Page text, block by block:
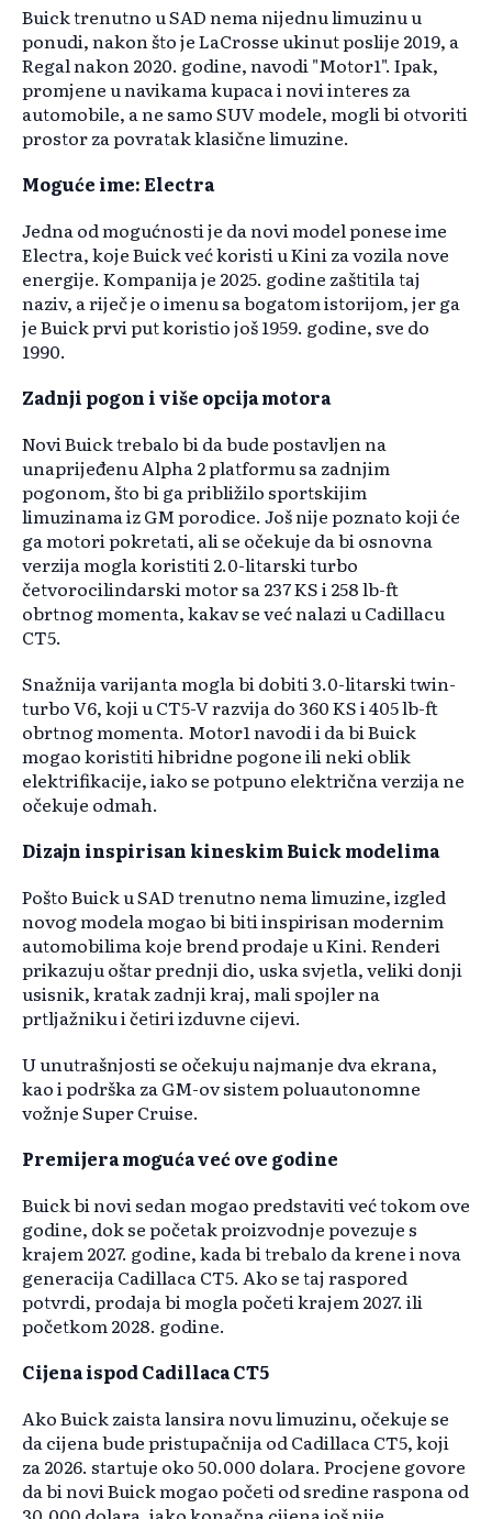
Buick trenutno u SAD nema nijednu limuzinu u
ponudi, nakon što je LaCrosse ukinut poslije 2019, a
Regal nakon 2020. godine, navodi "Motor1". Ipak,
promjene u navikama kupaca i novi interes za
automobile, a ne samo SUV modele, mogli bi otvoriti
prostor za povratak klasične limuzine.
Moguće ime: Electra
Jedna od mogućnosti je da novi model ponese ime
Electra, koje Buick već koristi u Kini za vozila nove
energije. Kompanija je 2025. godine zaštitila taj
naziv, a riječ je o imenu sa bogatom istorijom, jer ga
je Buick prvi put koristio još 1959. godine, sve do
1990.
Zadnji pogon i više opcija motora
Novi Buick trebalo bi da bude postavljen na
unaprijeđenu Alpha 2 platformu sa zadnjim
pogonom, što bi ga približilo sportskijim
limuzinama iz GM porodice. Još nije poznato koji će
ga motori pokretati, ali se očekuje da bi osnovna
verzija mogla koristiti 2.0-litarski turbo
četvorocilindarski motor sa 237 KS i 258 lb-ft
obrtnog momenta, kakav se već nalazi u Cadillacu
CT5.
Snažnija varijanta mogla bi dobiti 3.0-litarski twin-
turbo V6, koji u CT5-V razvija do 360 KS i 405 lb-ft
obrtnog momenta. Motor1 navodi i da bi Buick
mogao koristiti hibridne pogone ili neki oblik
elektrifikacije, iako se potpuno električna verzija ne
očekuje odmah.
Dizajn inspirisan kineskim Buick modelima
Pošto Buick u SAD trenutno nema limuzine, izgled
novog modela mogao bi biti inspirisan modernim
automobilima koje brend prodaje u Kini. Renderi
prikazuju oštar prednji dio, uska svjetla, veliki donji
usisnik, kratak zadnji kraj, mali spojler na
prtljažniku i četiri izduvne cijevi.
U unutrašnjosti se očekuju najmanje dva ekrana,
kao i podrška za GM-ov sistem poluautonomne
vožnje Super Cruise.
Premijera moguća već ove godine
Buick bi novi sedan mogao predstaviti već tokom ove
godine, dok se početak proizvodnje povezuje s
krajem 2027. godine, kada bi trebalo da krene i nova
generacija Cadillaca CT5. Ako se taj raspored
potvrdi, prodaja bi mogla početi krajem 2027. ili
početkom 2028. godine.
Cijena ispod Cadillaca CT5
Ako Buick zaista lansira novu limuzinu, očekuje se
da cijena bude pristupačnija od Cadillaca CT5, koji
za 2026. startuje oko 50.000 dolara. Procjene govore
da bi novi Buick mogao početi od sredine raspona od